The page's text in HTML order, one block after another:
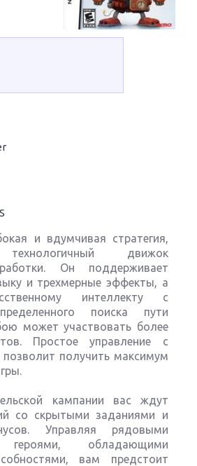
и вдумчивая стратегия,
движок
Он поддерживает
и трехмерные эффекты, а
интеллекту с
поиска пути
может участвовать более
Простое управление с
получить максимум
кампании вас ждут
со скрытыми заданиями и
Управляя рядовыми
обладающими
вам предстоит